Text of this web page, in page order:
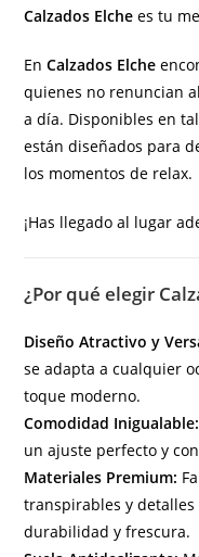
Calzados Elche es tu
EnCalzados Elche
quienes no renuncian
a día. Disponibles en
están diseñados para
los momentos de relax.
¡Has llegado al lugar
¿Por qué elegir
Diseño Atractivo y
se adapta a cualquier
toque moderno.
Comodidad Inigualable:
un ajuste perfecto y
Materiales Premium:
transpirables y
durabilidad y frescura.